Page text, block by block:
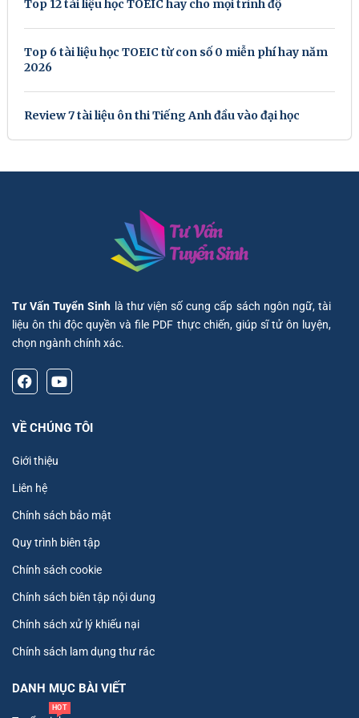
Top 12 tài liệu học TOEIC hay cho mọi trình độ
Top 6 tài liệu học TOEIC từ con số 0 miễn phí hay năm
2026
Review 7 tài liệu ôn thi Tiếng Anh đầu vào đại học
Tư Vấn Tuyển Sinh là thư viện số cung cấp sách ngôn ngữ, tài
liệu ôn thi độc quyền và file PDF thực chiến, giúp sĩ tử ôn luyện,
chọn ngành chính xác.
VỀ CHÚNG TÔI
Giới thiệu
Liên hệ
Chính sách bảo mật
Quy trình biên tập
Chính sách cookie
Chính sách biên tập nội dung
Chính sách xử lý khiếu nại
Chính sách lam dụng thư rác
DANH MỤC BÀI VIẾT
HOT